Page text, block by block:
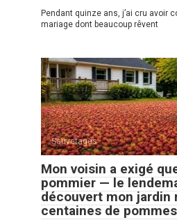
Pendant quinze ans, j’ai cru avoir
mariage dont beaucoup rêvent
Sauvetages
Mon voisin a exigé
pommier — le
découvert mon jardin
centaines de pommes